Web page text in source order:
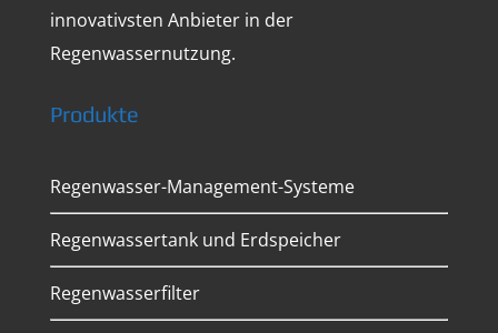
innovativsten Anbieter in der
Regenwassernutzung.
Produkte
Regenwasser-Management-Systeme
Regenwassertank und Erdspeicher
Regenwasserfilter